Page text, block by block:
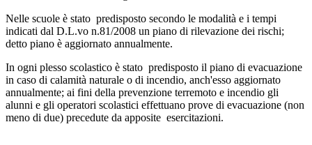
Nelle scuole è stato predisposto secondo le modalità e i tempi
indicati dal D.L.vo n.81/2008 un piano di rilevazione dei rischi;
detto piano è aggiornato annualmente.
In ogni plesso scolastico è stato predisposto il piano di evacuazione
in caso di calamità naturale o di incendio, anch'esso aggiornato
annualmente; ai fini della prevenzione terremoto e incendio gli
alunni e gli operatori scolastici effettuano prove di evacuazione (non
meno di due) precedute da apposite esercitazioni.